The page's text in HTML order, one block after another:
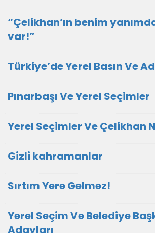
“Çelikhan’ın benim
var!”
Türkiye’de Yerel Basın Ve
Pınarbaşı Ve Yerel Seçimler
Yerel Seçimler Ve Çelikhan
Gizli kahramanlar
Sırtım Yere Gelmez!
Yerel Seçim Ve Belediye
Adayları